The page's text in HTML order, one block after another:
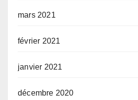
mars 2021
février 2021
janvier 2021
décembre 2020